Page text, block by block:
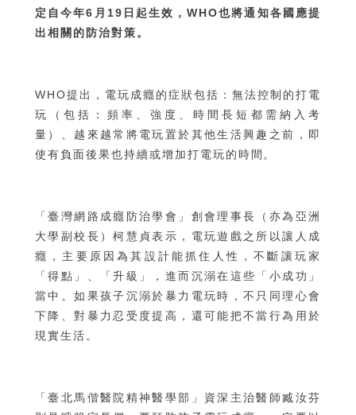
定自今年6月19日起生效，WHO也將通知各國應提
出相關的防治對策。
WHO提出，電玩成癮的症狀包括：無法控制的打電
玩（包括：頻率、強度、時間長短都需納入考
量）、越來越常將電玩置於其他生活興趣之前，即
使有負面後果也持續或增加打電玩的時間。
「臺灣網路成癮防治學會」創會理事長（亦為亞洲
大學副校長）柯慧貞表示，電玩遊戲之所以讓人成
癮，主要原因為其設計能抓住人性，不斷讓玩家
「得點」、「升級」，進而沉溺在這些「小成功」
當中。如果孩子沉溺於暴力電玩時，不只同理心會
下降、對暴力忍受度提高，還可能把不當行為用於
現實生活。
「臺北馬偕醫院精神醫學部」資深主治醫師臧汝芬